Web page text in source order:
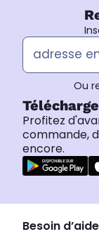
Ou
Profitez
commande,
encore.
Besoin